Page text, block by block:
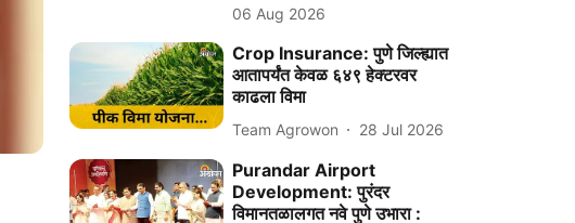
06 Aug 2026
Crop Insurance: पुणे जिल्ह्यात
आतापर्यंत केवळ ६४९ हेक्टरवर
काढला विमा
Team Agrowon 28 Jul 2026
Purandar Airport
Development: पुरंदर
विमानतळालगत नवे पुणे उभारा :